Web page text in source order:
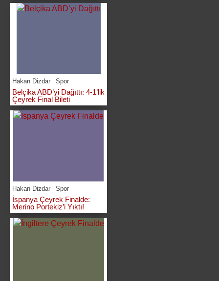
Hakan Dizdar Spor
Belçika ABD’yi Dağıttı: 4-1’lik
Çeyrek Final Bileti
Hakan Dizdar Spor
İspanya Çeyrek Finalde:
Merino Portekiz’i Yıktı!